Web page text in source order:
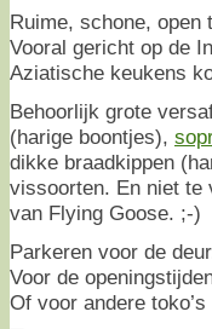
Ruime, schone, open
Vooral gericht op de
Aziatische keukens
Behoorlijk grote
(harige boontjes),
dikke braadkippen
vissoorten. En niet
van Flying Goose. ;-)
Parkeren voor de
Voor de
Of voor andere